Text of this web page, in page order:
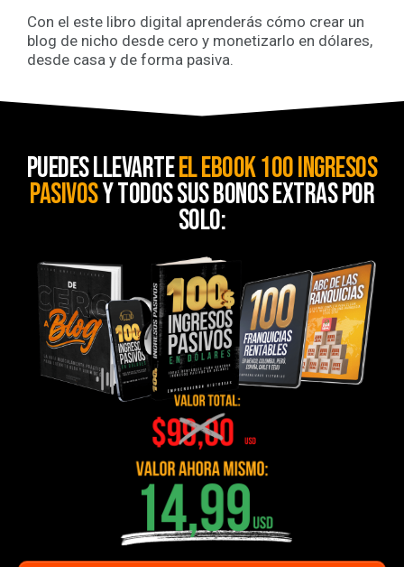
Con el este libro digital aprenderás cómo crear un
blog de nicho desde cero y monetizarlo en dólares,
desde casa y de forma pasiva.
puedes llevarteel ebook 100 ingresos
pasivosy todos sus bonos extras por
solo: